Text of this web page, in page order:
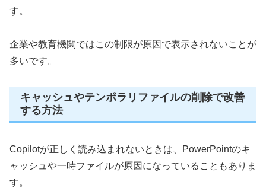
す。
企業や教育機関ではこの制限が原因で表示されないことが
多いです。
キャッシュやテンポラリファイルの削除で改善
する方法
Copilotが正しく読み込まれないときは、PowerPointのキ
ャッシュや一時ファイルが原因になっていることもありま
す。